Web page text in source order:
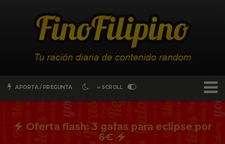
APORTA / PREGUNTA ∞ SCROLL
Oferta flash: 3 gafas para eclipse por
6€